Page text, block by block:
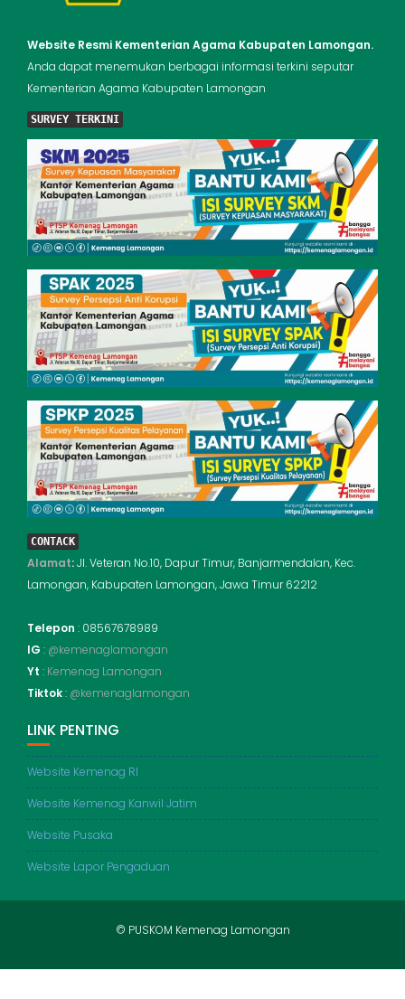
Website Resmi Kementerian Agama Kabupaten Lamongan.
Anda dapat menemukan berbagai informasi terkini seputar
Kementerian Agama Kabupaten Lamongan
SURVEY TERKINI
CONTACK
Alamat:Jl. Veteran No.10, Dapur Timur, Banjarmendalan, Kec.
Lamongan, Kabupaten Lamongan, Jawa Timur 62212
Telepon : 08567678989
IG : @kemenaglamongan
Yt : Kemenag Lamongan
Tiktok: @kemenaglamongan
LINK PENTING
Website Kemenag RI
Website Kemenag Kanwil Jatim
Website Pusaka
Website Lapor Pengaduan
© PUSKOM Kemenag Lamongan